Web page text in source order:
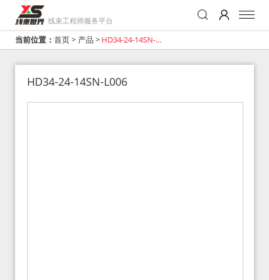
线束工程师服务平台
当前位置： 首页> 产品 > HD34-24-14SN-
HD34-24-14SN-L006